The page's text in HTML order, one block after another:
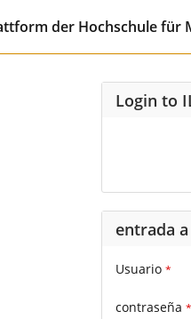
der Hochschule für
Login to
entrada a
Usuario *
contraseña *